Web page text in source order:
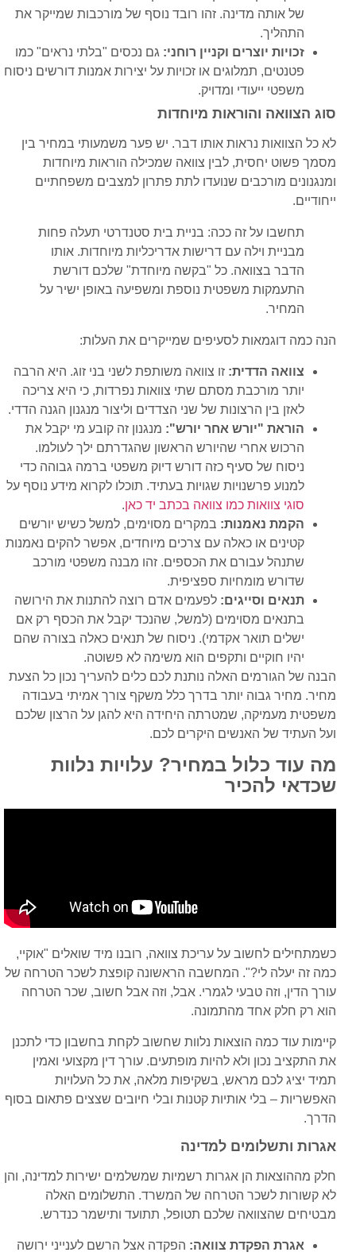
של אותה מדינה. זהו רובד נוסף של מורכבות שמייקר את
התהליך.
זכויות יוצרים וקניין רוחני: גם נכסים "בלתי נראים" כמו
פטנטים, תמלוגים או זכויות על יצירות אמנות דורשים ניסוח
משפטי ייעודי ומדויק.
סוג הצוואה והוראות מיוחדות
לא כל הצוואות נראות אותו דבר. יש פער משמעותי במחיר בין
מסמך פשוט יחסית, לבין צוואה שמכילה הוראות מיוחדות
ומנגנונים מורכבים שנועדו לתת פתרון למצבים משפחתיים
ייחודיים.
תחשבו על זה ככה: בניית בית סטנדרטי תעלה פחות
מבניית וילה עם דרישות אדריכליות מיוחדות. אותו
הדבר בצוואה. כל "בקשה מיוחדת" שלכם דורשת
התעמקות משפטית נוספת ומשפיעה באופן ישיר על
המחיר.
הנה כמה דוגמאות לסעיפים שמייקרים את העלות:
צוואה הדדית: זו צוואה משותפת לשני בני זוג. היא הרבה
יותר מורכבת מסתם שתי צוואות נפרדות, כי היא צריכה
לאזן בין הרצונות של שני הצדדים וליצור מנגנון הגנה הדדי.
הוראת "יורש אחר יורש": מנגנון זה קובע מי יקבל את
הרכוש אחרי שהיורש הראשון שהגדרתם ילך לעולמו.
ניסוח של סעיף כזה דורש דיוק משפטי ברמה גבוהה כדי
למנוע פרשנויות שגויות בעתיד. תוכלו לקרוא מידע נוסף על
סוגי צוואות כמו צוואה בכתב יד כאן.
הקמת נאמנות: במקרים מסוימים, למשל כשיש יורשים
קטינים או כאלה עם צרכים מיוחדים, אפשר להקים נאמנות
שתנהל עבורם את הכספים. זהו מבנה משפטי מורכב
שדורש מומחיות ספציפית.
תנאים וסייגים: לפעמים אדם רוצה להתנות את הירושה
בתנאים מסוימים (למשל, שהנכד יקבל את הכסף רק אם
ישלים תואר אקדמי). ניסוח של תנאים כאלה בצורה שהם
יהיו חוקיים ותקפים הוא משימה לא פשוטה.
הבנה של הגורמים האלה נותנת לכם כלים להעריך נכון כל הצעת
מחיר. מחיר גבוה יותר בדרך כלל משקף צורך אמיתי בעבודה
משפטית מעמיקה, שמטרתה היחידה היא להגן על הרצון שלכם
ועל העתיד של האנשים היקרים לכם.
מה עוד כלול במחיר? עלויות נלוות
שכדאי להכיר
כשמתחילים לחשוב על עריכת צוואה, רובנו מיד שואלים "אוקיי,
כמה זה יעלה לי?". המחשבה הראשונה קופצת לשכר הטרחה של
עורך הדין, וזה טבעי לגמרי. אבל, וזה אבל חשוב, שכר הטרחה
הוא רק חלק אחד מהתמונה.
קיימות עוד כמה הוצאות נלוות שחשוב לקחת בחשבון כדי לתכנן
את התקציב נכון ולא להיות מופתעים. עורך דין מקצועי ואמין
תמיד יציג לכם מראש, בשקיפות מלאה, את כל העלויות
האפשריות – בלי אותיות קטנות ובלי חיובים שצצים פתאום בסוף
הדרך.
אגרות ותשלומים למדינה
חלק מההוצאות הן אגרות רשמיות שמשלמים ישירות למדינה, והן
לא קשורות לשכר הטרחה של המשרד. התשלומים האלה
מבטיחים שהצוואה שלכם תטופל, תתועד ותישמר כנדרש.
אגרת הפקדת צוואה: הפקדה אצל הרשם לענייני ירושה